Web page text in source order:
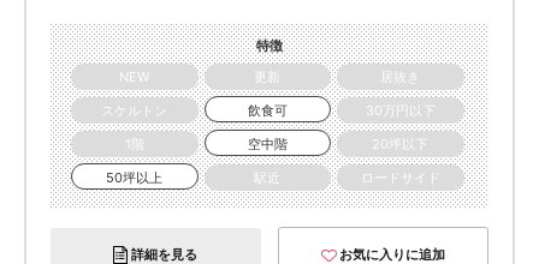
特徴
NEW
更新
居抜き
スケルトン
飲食可
30万円以下
1階
空中階
20坪以下
50坪以上
駅近 ロードサイド
詳細を見る お気に入りに追加